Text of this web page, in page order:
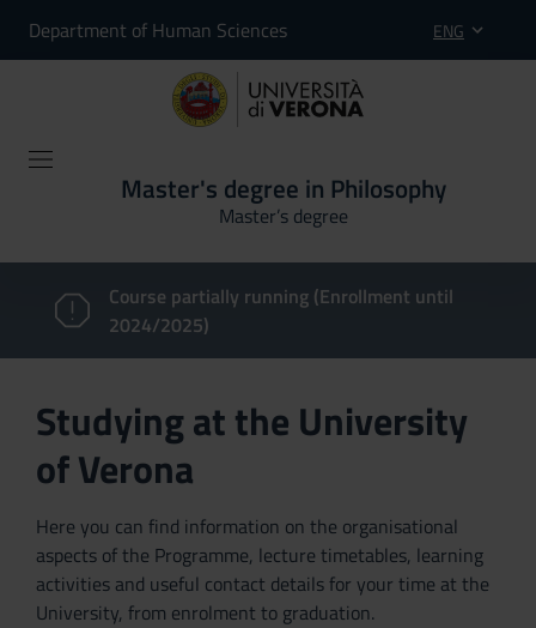
Department of Human Sciences ENG
Master's degree in Philosophy
Master’s degree
Course partially running (Enrollment until
2024/2025)
Studying at the University
of Verona
Here you can find information on the organisational
aspects of the Programme, lecture timetables, learning
activities and useful contact details for your time at the
University, from enrolment to graduation.